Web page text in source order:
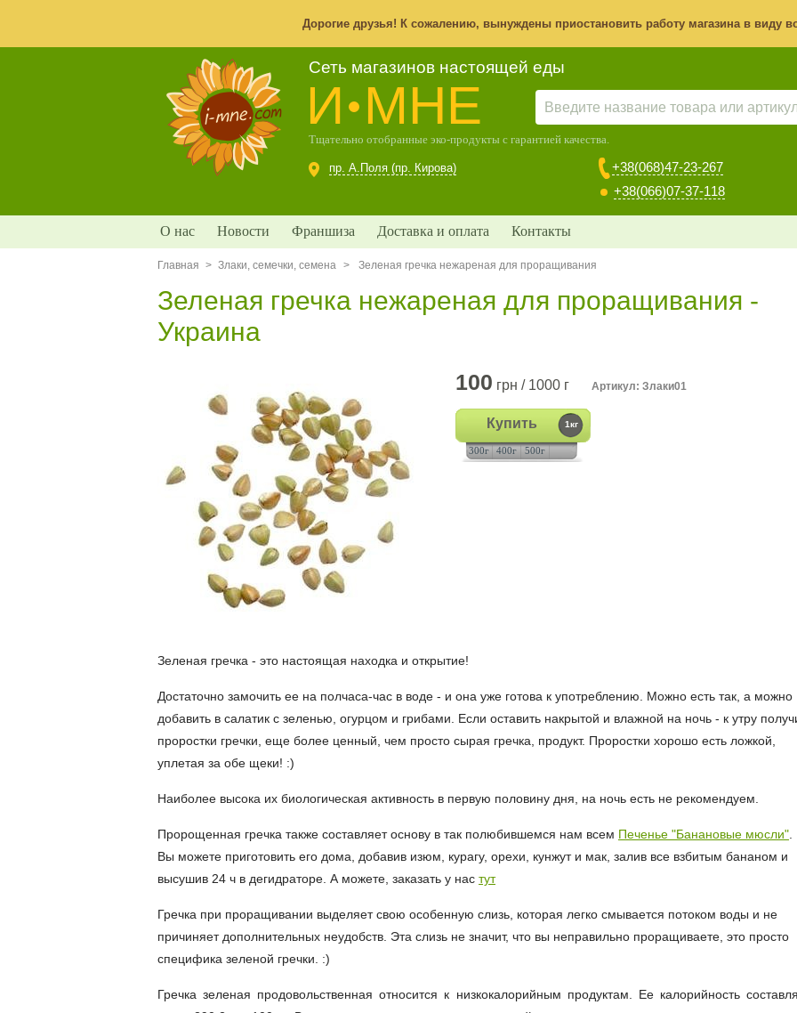
Дорогие друзья! К сожалению, вынуждены приостановить работу магазина в виду
Сеть магазинов настоящей еды
И МНЕ
Тщательно отобранные эко-продукты с гарантией качества.
пр. А.Поля (пр. Кирова)
+38(068)47-23-267
+38(066)07-37-118
О нас Новости Франшиза Доставка и оплата Контакты
Главная > Злаки, семечки, семена > Зеленая гречка нежареная для проращивания
Зеленая гречка нежареная для проращивания -
Украина
100 грн / 1000 г Артикул: Злаки01
Купить 1кг
300г 400г 500г
Зеленая гречка - это настоящая находка и открытие!
Достаточно замочить ее на полчаса-час в воде - и она уже готова к употреблению. Можно есть так, а можно
добавить в салатик с зеленью, огурцом и грибами. Если оставить накрытой и влажной на ночь - к утру
проростки гречки, еще более ценный, чем просто сырая гречка, продукт. Проростки хорошо есть ложкой,
уплетая за обе щеки! :)
Наиболее высока их биологическая активность в первую половину дня, на ночь есть не рекомендуем.
Пророщенная гречка также составляет основу в так полюбившемся нам всем Печенье "Банановые мюсли"
Вы можете приготовить его дома, добавив изюм, курагу, орехи, кунжут и мак, залив все взбитым бананом и
высушив 24 ч в дегидраторе. А можете, заказать у нас тут
Гречка при проращивании выделяет свою особенную слизь, которая легко смывается потоком воды и не
причиняет дополнительных неудобств. Эта слизь не значит, что вы неправильно проращиваете, это просто
специфика зеленой гречки. :)
Гречка зеленая продовольственная относится к низкокалорийным продуктам. Ее калорийность